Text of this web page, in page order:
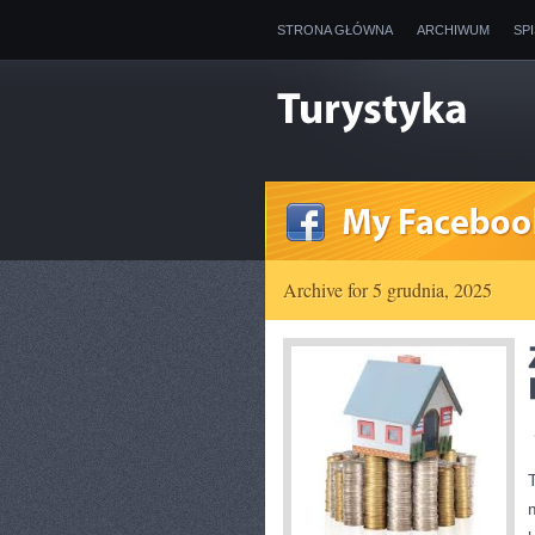
STRONA GŁÓWNA ARCHIWUM
Archive for 5 grudnia, 2025